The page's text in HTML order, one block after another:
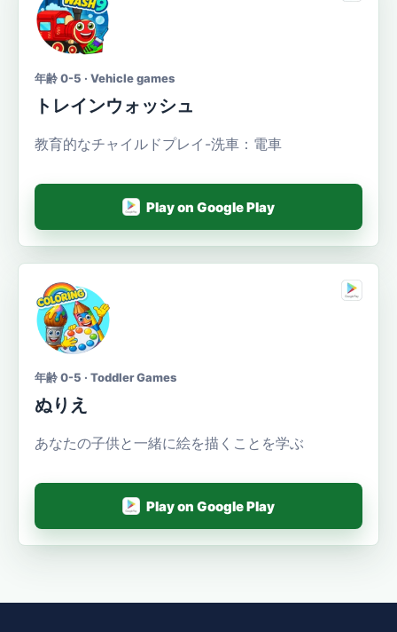
年齢 0-5 · Vehicle games
トレインウォッシュ
教育的なチャイルドプレイ-洗車：電車
Play on Google Play
年齢 0-5 · Toddler Games
ぬりえ
あなたの子供と一緒に絵を描くことを学ぶ
Play on Google Play